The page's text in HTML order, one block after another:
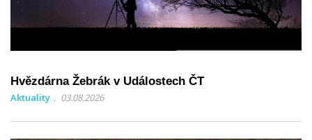
Hvězdárna Žebrák v Událostech ČT
Aktuality 03.08.2026